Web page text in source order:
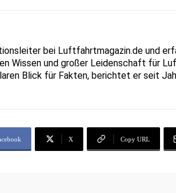
bei Luftfahrtmagazin.de und
Wissen und großer Leidenschaft für
Blick für Fakten, berichtet er seit
X Copy URL